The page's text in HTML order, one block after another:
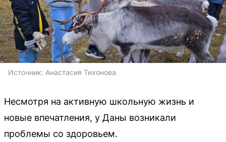
Источник: Анастасия Тихонова
Несмотря на активную школьную жизнь и
новые впечатления, у Даны возникали
проблемы со здоровьем.